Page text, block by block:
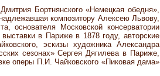
Бортнянского «Немецкая обедня»,
композитору Алексею Львову,
основателя Московской консерватории
в Париже в 1878 году, авторские
эскизы художника Александра
сезонах» Сергея Дягилева в Париже,
оперы П.И. Чайковского «Пиковая дама»